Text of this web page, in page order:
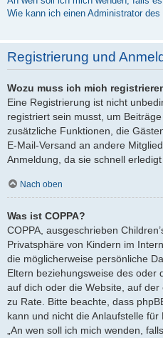
Wie kann ich einen Administrator
Registrierung und
Wozu muss ich mich
Eine Registrierung ist nicht
registriert sein musst, um
zusätzliche Funktionen, die
E-Mail-Versand an andere
Anmeldung, da sie schnell
Nach oben
Was ist COPPA?
COPPA, ausgeschrieben
Privatsphäre von Kindern im
die möglicherweise persönliche
Eltern beziehungsweise des oder
auf dich oder die Website, auf
zu Rate. Bitte beachte, dass
kann und nicht die Anlaufstelle
„An wen soll ich mich wenden,